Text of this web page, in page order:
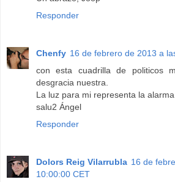
Responder
Chenfy 16 de febrero de 2013 a
con esta cuadrilla de politicos
desgracia nuestra.
La luz para mi representa la
salu2 Ángel
Responder
Dolors Reig Vilarrubla 16 de
10:00:00 CET